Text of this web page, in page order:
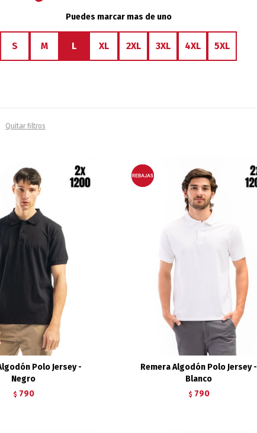
Puedes marcar mas de uno
S M L XL 2XL 3XL 4XL 5XL
Quitar filtros
Polo Jersey -
Negro
$ 790
Remera Algodón Polo Jersey -
Blanco
$ 790